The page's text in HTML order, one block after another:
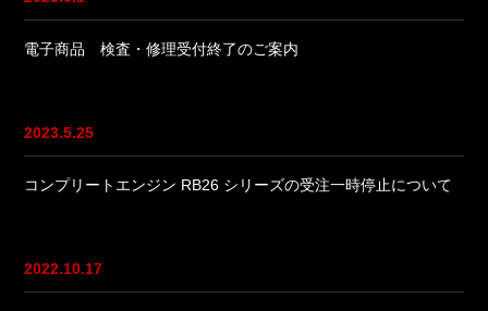
電子商品 検査・修理受付終了のご案内
2023.5.25
コンプリートエンジン RB26 シリーズの受注一時停止について
2022.10.17